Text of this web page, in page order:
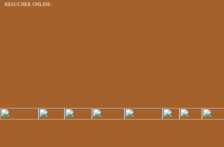
BESUCHER ONLINE: